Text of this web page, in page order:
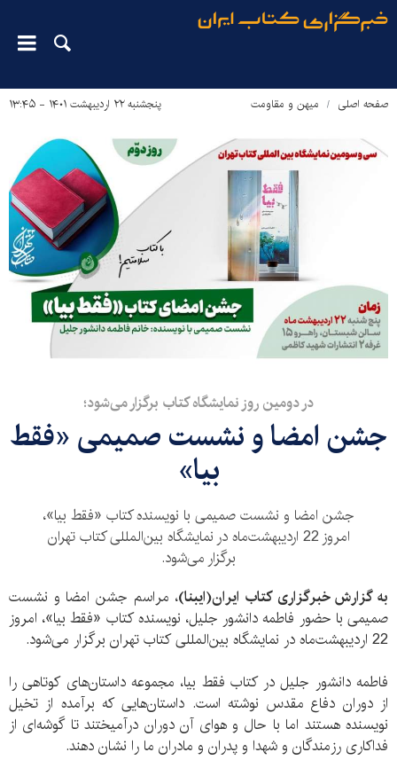
صفحه اصلی میهن و مقاومت پنجشنبه ۲۲ اردیبهشت ۱۴۰۱ - ۱۳:۴۵
در دومین روز نمایشگاه کتاب برگزار می‌شود؛
جشن امضا و نشست صمیمی «فقط
بیا»
جشن امضا و نشست صمیمی با نویسنده کتاب «فقط بیا»،
امروز 22 اردیبهشت‌ماه در نمایشگاه بین‌المللی کتاب تهران
برگزار می‌شود.
به گزارش خبرگزاری کتاب ایران(ایبنا)، مراسم جشن امضا و نشست
صمیمی با حضور فاطمه دانشور جلیل، نویسنده کتاب «فقط بیا»، امروز
22 اردیبهشت‌ماه در نمایشگاه بین‌المللی کتاب تهران برگزار می‌شود.
فاطمه دانشور جلیل در کتاب فقط بیا، مجموعه داستان‌های کوتاهی را
از دوران دفاع مقدس نوشته است. داستان‌هایی که برآمده از تخیل
نویسنده هستند اما با حال و هوای آن دوران درآمیختند تا گوشه‌ای از
فداکاری رزمندگان و شهدا و پدران و مادران ما را نشان دهند.